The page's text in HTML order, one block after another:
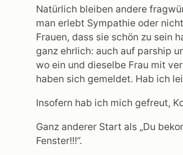
Natürlich bleiben andere
man erlebt Sympathie oder
Frauen, dass sie schön zu sein
ganz ehrlich: auch auf parship
wo ein und dieselbe Frau mit
haben sich gemeldet. Hab ich
Insofern hab ich mich gefreut,
Ganz anderer Start als „Du
Fenster!!!“.